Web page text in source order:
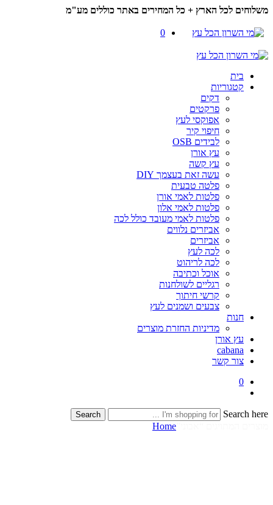
משלוחים לכל הארץ + כל המחירים באתר כוללים מע"מ
0
בית
קטגוריות
דקים
פרקטים
אפוקסי לעץ
חיפוי קיר
לבידים OSB
עץ אורן
עץ קשה
עשה זאת בעצמך DIY
פלטה טבעית
פלטות לאמי אורן
פלטות לאמי אלון
פלטות לאמי מעובד כולל לכה
אביזרים נלווים
אביזרים
לכה לעץ
לכה לריהוט
אוכל וכתיבה
רגליים לשולחנות
קרשי חיתוך
צבעים ושמנים לעץ
חנות
מדיניות החזרת מוצרים
עץ אורן
cabana
צור קשר
0
Search here
Search
Home